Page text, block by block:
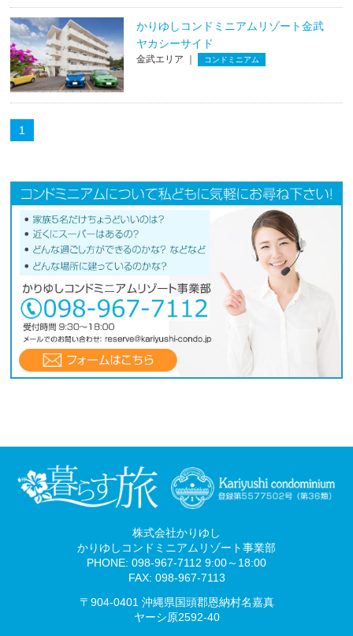
かりゆしコンドミニアムリゾート金武
ヤカシーサイド
金武エリア ｜ コンドミニアム
1
株式会社かりゆし
かりゆしコンドミニアムリゾート事業部
PHONE: 098-967-7112 9:00～18:00
FAX: 098-967-7113
〒904-0401 沖縄県国頭郡恩納村名嘉真
ヤーシ原2592-40